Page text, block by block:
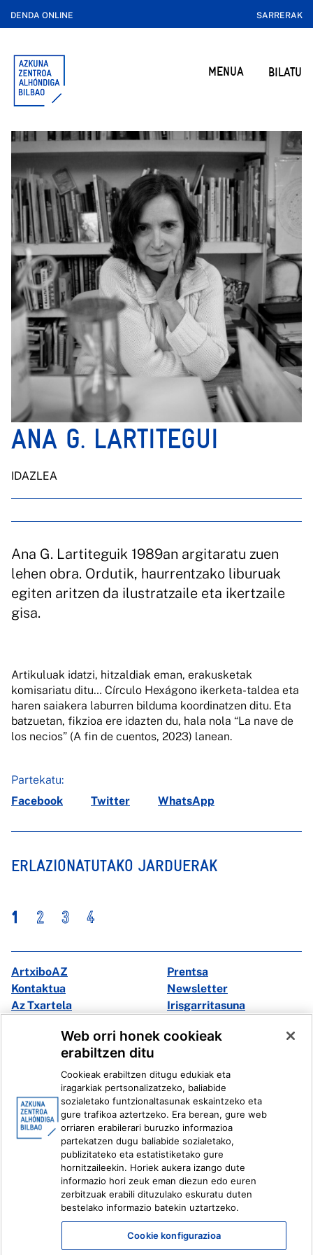
DENDA ONLINE SARRERAK
MENUA BILATU
ANA G. LARTITEGUI
IDAZLEA
Ana G. Lartiteguik 1989an argitaratu zuen
lehen obra. Ordutik, haurrentzako liburuak
egiten aritzen da ilustratzaile eta ikertzaile
gisa.
Artikuluak idatzi, hitzaldiak eman, erakusketak
komisariatu ditu… Círculo Hexágono ikerketa-taldea eta
haren saiakera laburren bilduma koordinatzen ditu. Eta
batzuetan, fikzioa ere idazten du, hala nola “La nave de
los necios” (A fin de cuentos, 2023) lanean.
Partekatu:
Facebook
Twitter WhatsApp
ERLAZIONATUTAKO JARDUERAK
1 2 3 4
ArtxiboAZ
Prentsa
Kontaktua
Newsletter
Az Txartela
Irisgarritasuna
Instagram
Youtube
Linkedin
Ivoox
Lege informazioa Barneko Informazio Sistema
Web orri honek cookieak
erabiltzen ditu
Cookieak erabiltzen ditugu edukiak eta
iragarkiak pertsonalizatzeko, baliabide
sozialetako funtzionaltasunak eskaintzeko eta
gure trafikoa aztertzeko. Era berean, gure web
orriaren erabilerari buruzko informazioa
partekatzen dugu baliabide sozialetako,
publizitateko eta estatistiketako gure
hornitzaileekin. Horiek aukera izango dute
informazio hori zeuk eman diezun edo euren
zerbitzuak erabili dituzulako eskuratu duten
bestelako informazio batekin uztartzeko.
Cookie konfigurazioa